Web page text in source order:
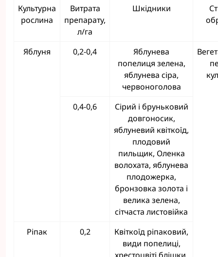
Культурна
рослина
Витрата
препарату,
л/га
Шкідники
Яблуня 0,2-0,4
Яблунева
попелиця зелена,
яблунева сіра,
червоноголова
0,4-0,6
Сірий і бруньковий
довгоносик,
яблуневий квіткоїд,
плодовий
пильщик, Оленка
волохата, яблунева
плодожерка,
бронзовка золота і
велика зелена,
сітчаста листовійка
Ріпак
0,2
Квіткоїд ріпаковий,
види попелиці,